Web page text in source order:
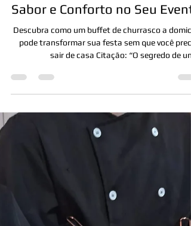
Buffet de Churrasco a
Sabor e Conforto no Seu
Descubra como um buffet de churrasco a
pode transformar sua festa sem que você
sair de casa Citação: “O segredo de